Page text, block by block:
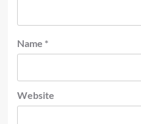
Name *
Website